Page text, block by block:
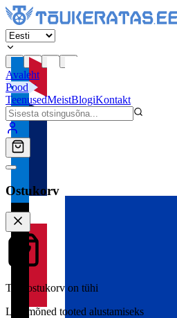
Avaleht
Pood
TeenusedMeistBlogiKontakt
Ostukorv
Teie ostukorv on tühi
Lisa mõned tooted alustamiseks